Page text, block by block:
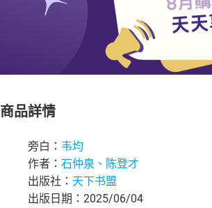
商品詳情
旁白： 韦均
作者： 石仲泉、陈登才
出版社： 天下书盟
出版日期：2025/06/04